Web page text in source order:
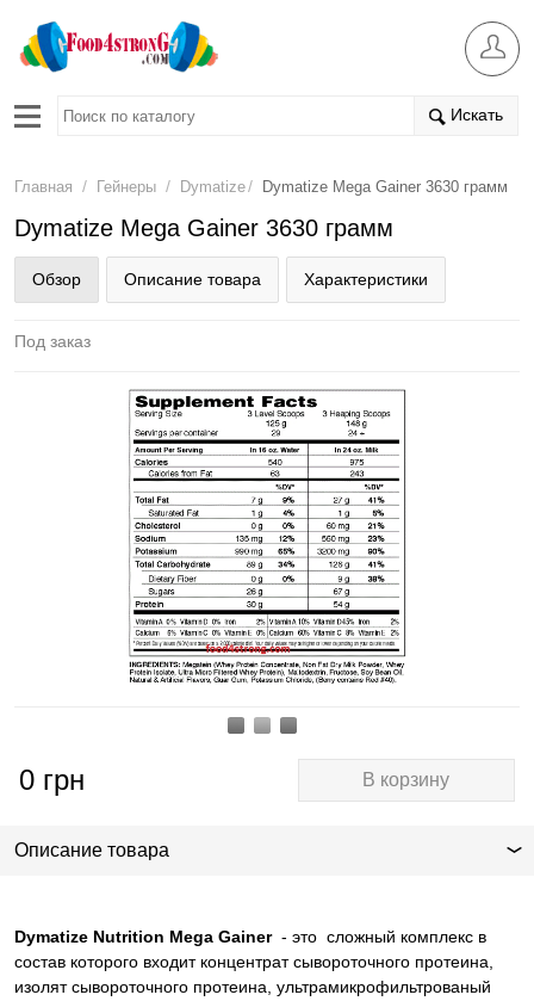
Искать
Главная / Гейнеры / Dymatize/ Dymatize Mega Gainer 3630 грамм
Dymatize Mega Gainer 3630 грамм
Обзор Описание товара Характеристики
Под заказ
0 грн В корзину
Описание товара
Dymatize Nutrition Mega Gainer - это сложный комплекс в
состав которого входит концентрат сывороточного протеина,
изолят сывороточного протеина, ультрамикрофильтрованый